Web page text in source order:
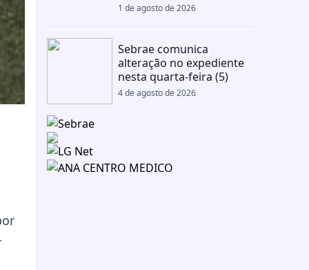
1 de agosto de 2026
Sebrae comunica
alteração no expediente
nesta quarta-feira (5)
4 de agosto de 2026